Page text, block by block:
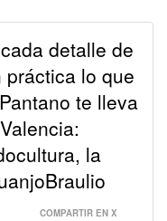
detalle de
lo que
te lleva
la
COMPARTIR EN X